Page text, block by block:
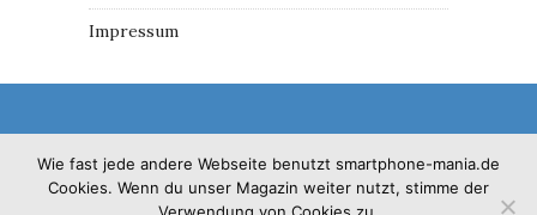
Impressum
© 2017 - Solo Pine. All Rights Reserved. Designed &
Wie fast jede andere Webseite benutzt smartphone-mania.de
Cookies. Wenn du unser Magazin weiter nutzt, stimme der